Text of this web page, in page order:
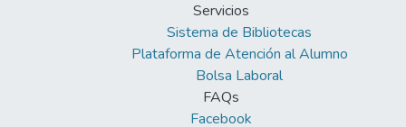
Servicios
Sistema de Bibliotecas
Plataforma de Atención al Alumno
Bolsa Laboral
FAQs
Facebook